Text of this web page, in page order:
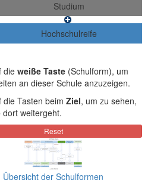
die weiße Taste(Schulform), um
an dieser Schule anzuzeigen.
die Tasten beim Ziel, um zu sehen,
dort weitergeht.
Übersicht der Schulformen